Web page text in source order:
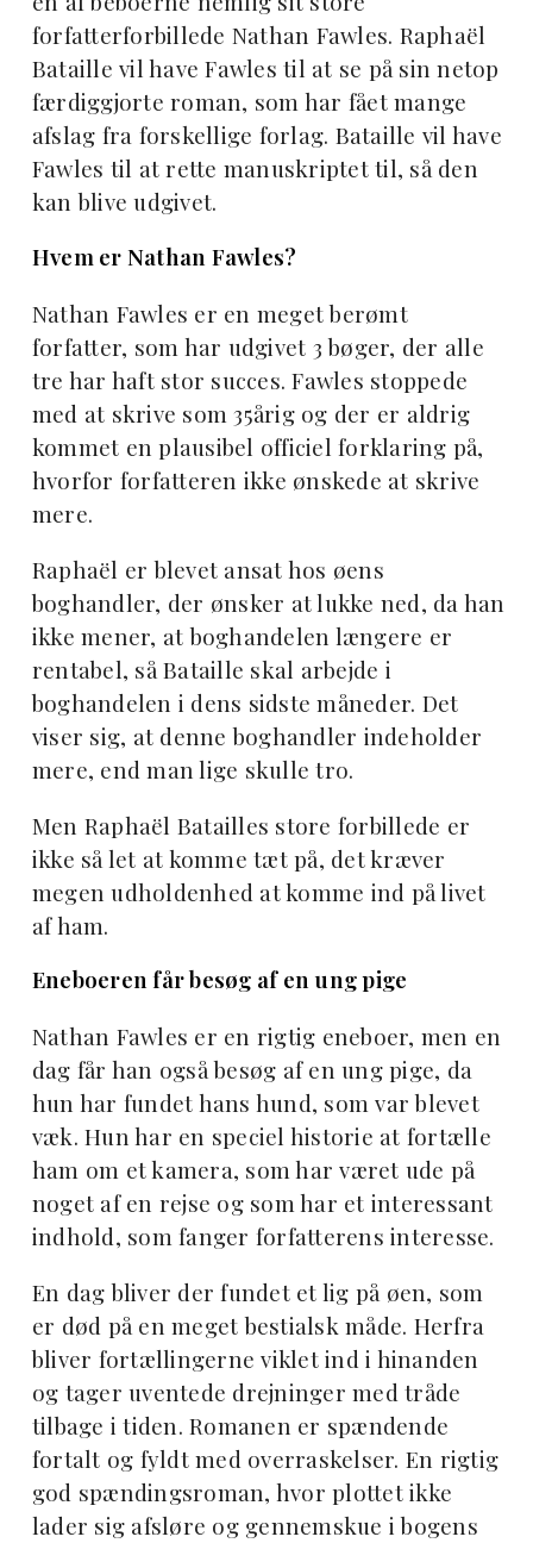
forfatterforbillede Nathan Fawles. Raphaël
Bataille vil have Fawles til at se på sin netop
færdiggjorte roman, som har fået mange
afslag fra forskellige forlag. Bataille vil have
Fawles til at rette manuskriptet til, så den
kan blive udgivet.
Hvem er Nathan Fawles?
Nathan Fawles er en meget berømt
forfatter, som har udgivet 3 bøger, der alle
tre har haft stor succes. Fawles stoppede
med at skrive som 35årig og der er aldrig
kommet en plausibel officiel forklaring på,
hvorfor forfatteren ikke ønskede at skrive
mere.
Raphaël er blevet ansat hos øens
boghandler, der ønsker at lukke ned, da han
ikke mener, at boghandelen længere er
rentabel, så Bataille skal arbejde i
boghandelen i dens sidste måneder. Det
viser sig, at denne boghandler indeholder
mere, end man lige skulle tro.
Men Raphaël Batailles store forbillede er
ikke så let at komme tæt på, det kræver
megen udholdenhed at komme ind på livet
af ham.
Eneboeren får besøg af en ung pige
Nathan Fawles er en rigtig eneboer, men en
dag får han også besøg af en ung pige, da
hun har fundet hans hund, som var blevet
væk. Hun har en speciel historie at fortælle
ham om et kamera, som har været ude på
noget af en rejse og som har et interessant
indhold, som fanger forfatterens interesse.
En dag bliver der fundet et lig på øen, som
er død på en meget bestialsk måde. Herfra
bliver fortællingerne viklet ind i hinanden
og tager uventede drejninger med tråde
tilbage i tiden. Romanen er spændende
fortalt og fyldt med overraskelser. En rigtig
god spændingsroman, hvor plottet ikke
lader sig afsløre og gennemskue i bogens